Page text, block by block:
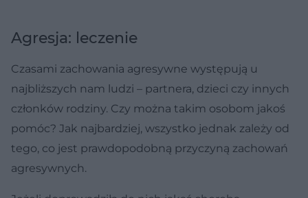
Agresja: leczenie
Czasami zachowania agresywne występują u
najbliższych nam ludzi – partnera, dzieci czy innych
członków rodziny. Czy można takim osobom jakoś
pomóc? Jak najbardziej, wszystko jednak zależy od
tego, co jest prawdopodobną przyczyną zachowań
agresywnych.